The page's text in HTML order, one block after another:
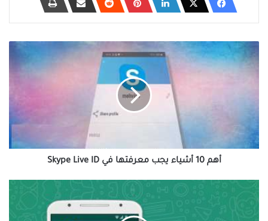
10
في
Live
ID
أهم 10 أشياء يجب معرفتها في Skype Live ID
ميزات